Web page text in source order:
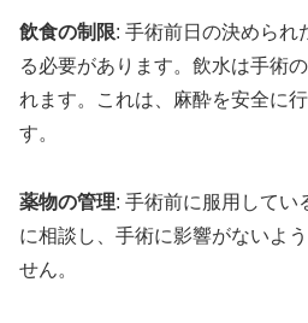
飲食の制限: 手術前日の決められ
る必要があります。飲水は手術
れます。これは、麻酔を安全に
す。
薬物の管理: 手術前に服用してい
に相談し、手術に影響がないよ
せん。